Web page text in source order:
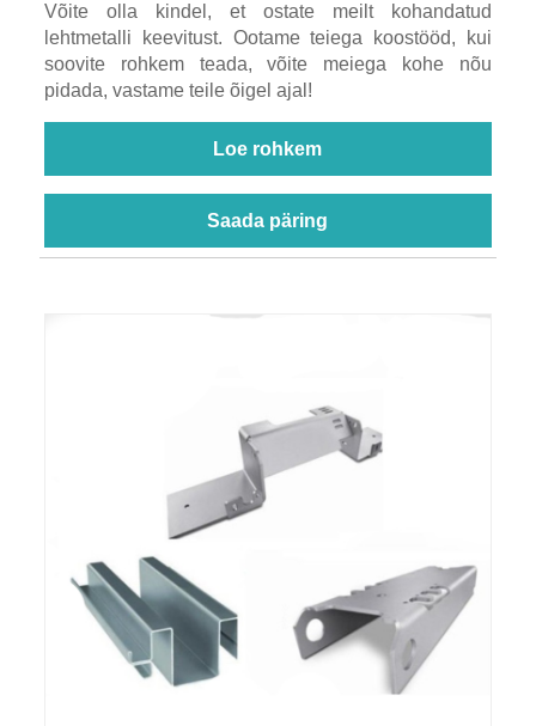
Võite olla kindel, et ostate meilt kohandatud
lehtmetalli keevitust. Ootame teiega koostööd, kui
soovite rohkem teada, võite meiega kohe nõu
pidada, vastame teile õigel ajal!
Loe rohkem
Saada päring